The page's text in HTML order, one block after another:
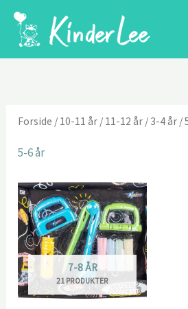
Forside / 10-11 år / 11-12 år / 3-4 år /
5-6 år
7-8 ÅR
21 PRODUKTER